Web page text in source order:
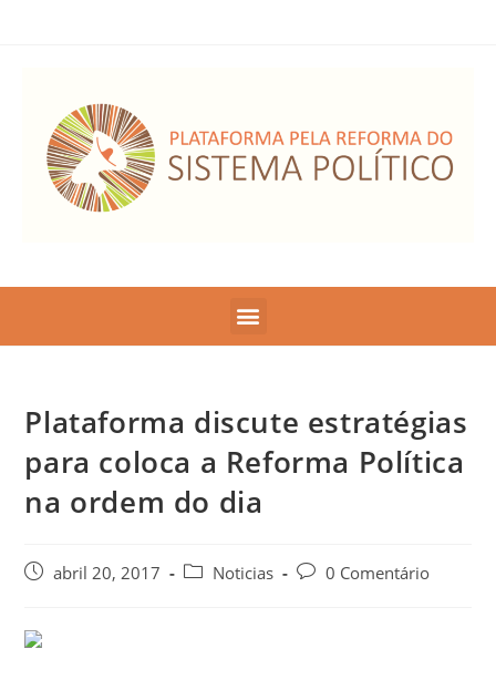
Plataforma discute estratégias
para coloca a Reforma Política
na ordem do dia
abril 20, 2017 Noticias 0 Comentário